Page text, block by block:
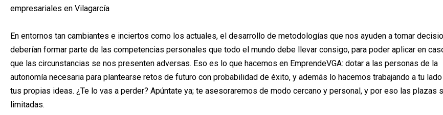
empresariales en Vilagarcía
En entornos tan cambiantes e inciertos como los actuales, el desarrollo de metodologías que nos ayuden a tomar
deberían formar parte de las competencias personales que todo el mundo debe llevar consigo, para poder aplicar en
que las circunstancias se nos presenten adversas. Eso es lo que hacemos en EmprendeVGA: dotar a las personas de la
autonomía necesaria para plantearse retos de futuro con probabilidad de éxito, y además lo hacemos trabajando a tu
tus propias ideas. ¿Te lo vas a perder? Apúntate ya; te asesoraremos de modo cercano y personal, y por eso las plazas
limitadas.